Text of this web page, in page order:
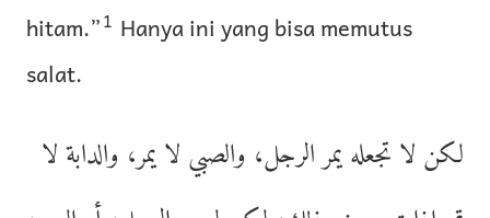
hitam.”1 Hanya ini yang bisa memutus
salat.
لكن لا تجعله يمر الرجل، والصبي لا يمر، والدابة لا